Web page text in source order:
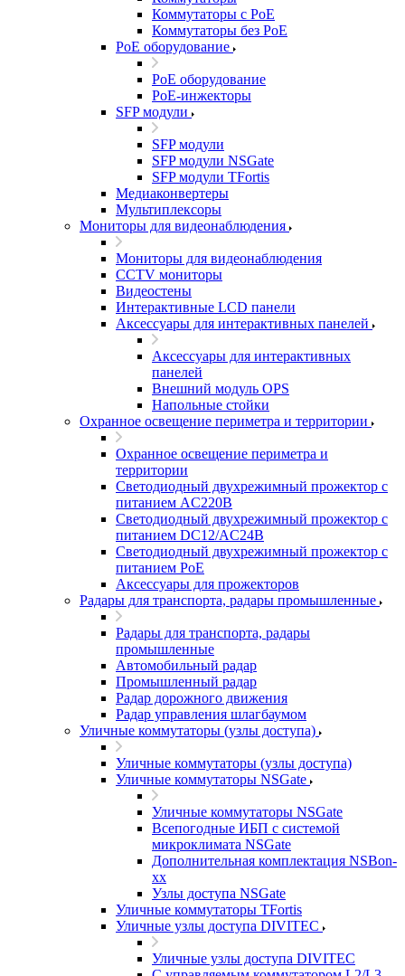
Коммутаторы с PoE
Коммутаторы без PoE
PoE оборудование
PoE оборудование
PoE-инжекторы
SFP модули
SFP модули
SFP модули NSGate
SFP модули TFortis
Медиаконвертеры
Мультиплексоры
Мониторы для видеонаблюдения
Мониторы для видеонаблюдения
CCTV мониторы
Видеостены
Интерактивные LCD панели
Аксессуары для интерактивных панелей
Аксессуары для интерактивных
панелей
Внешний модуль OPS
Напольные стойки
Охранное освещение периметра и территории
Охранное освещение периметра и
территории
Светодиодный двухрежимный прожектор с
питанием AC220В
Светодиодный двухрежимный прожектор с
питанием DC12/AC24В
Светодиодный двухрежимный прожектор с
питанием PoE
Аксессуары для прожекторов
Радары для транспорта, радары промышленные
Радары для транспорта, радары
промышленные
Автомобильный радар
Промышленный радар
Радар дорожного движения
Радар управления шлагбаумом
Уличные коммутаторы (узлы доступа)
Уличные коммутаторы (узлы доступа)
Уличные коммутаторы NSGate
Уличные коммутаторы NSGate
Всепогодные ИБП с системой
микроклимата NSGate
Дополнительная комплектация NSBon-
xx
Узлы доступа NSGate
Уличные коммутаторы TFortis
Уличные узлы доступа DIVITEC
Уличные узлы доступа DIVITEC